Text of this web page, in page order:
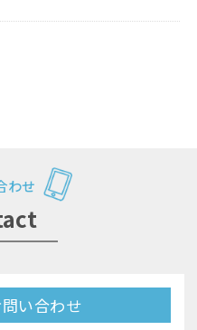
わせ
い合わせ